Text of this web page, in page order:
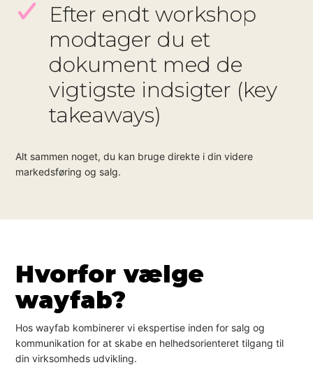
Efter endt workshop
modtager du et
dokument med de
vigtigste indsigter (key
takeaways)
Alt sammen noget, du kan bruge direkte i din videre
markedsføring og salg.
Hvorfor vælge
wayfab?
Hos wayfab kombinerer vi ekspertise inden for salg og
kommunikation for at skabe en helhedsorienteret tilgang til
din virksomheds udvikling.